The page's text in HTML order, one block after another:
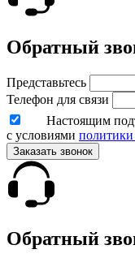
Обратный
Представьтесь
Телефон для связи
Настоящим
с условиями
Заказать звонок
Обратный